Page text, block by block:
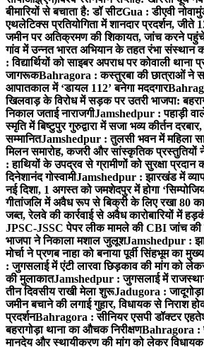
बीमारियों से बचाता है: डॉ सीटGua : डीएवी
एथलेटिक्स प्रतियोगिता में शानदार प्रदर्शन, जीते
जमीन पर अतिक्रमण की शिकायत, जांच करने
गांव में उन्नत भारत अभियान के तहत रंभा संस्थान
: विद्यार्थियों को साइबर अपराध पर कोवाली थाना
जागरूकBahragora : कस्तुरबा की छात्राओं ने
आपातकाल में ‘डायल 112’ बनेगा मददगार
खिलवाड़ के विरोध में सड़क पर उतरी भाजपा:
निकाल जताई नाराजगीJamshedpur : पहाड़ी
स्मृति में बिष्टुपुर गुरुद्वारा में सजा भव्य कीर्तन
सम्मानितJamshedpur : तुलसी भवन में महिला
मिलन समारोह, कजरी और सांस्कृतिक प्रस्तुतियों
: हाथियों के उपद्रव से ग्रामीणों को सुरक्षा प्रदान
दिनेशानंद गोस्वामीJamshedpur : झारखंड में
नई दिशा, 1 अगस्त को जमशेदपुर में होगा
गीतांजलि में अवैध रूप से बिक्री के लिए रखा 80
जब्त, रेलवे की कार्रवाई से अवैध कारोबारियों में
JPSC-JSSC पेपर लीक मामले की CBI जांच की
भाजपा ने निकाला मशाल जुलूशJamshedpur :
मोर्चा ने प्रणब नाहा को बनाया पूर्वी सिंहभूम का
: जुगसलाई में एंटी लारवा छिड़काव की मांग को
की मुलाकातJamshedpur : जुगसलाई में
तीन दिवसीय राखी मेला शुरूJadugora :
जमीन बचाने की लगाई गुहार, विधायक से निराश
प्रदर्शनBahragora : सीनियर एसपी डॉक्टर
बहरागोड़ा थाना का औचक निरीक्षणBahragora :
मानदेय और स्थायीकरण की मांग को लेकर विधायक